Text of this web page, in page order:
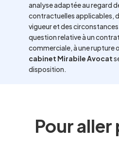
analyse adaptée au regard
contractuelles applicables,
vigueur et des
question relative à un
commerciale, à une rupture
cabinet Mirabile Avocat
disposition.
Pour aller